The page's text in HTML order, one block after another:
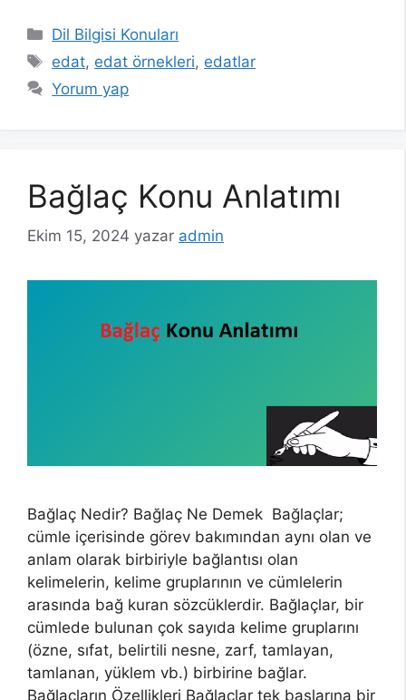
Kategoriler
Dil Bilgisi Konuları
Etiketler
edat, edat örnekleri, edatlar
Yorum yap
Bağlaç Konu Anlatımı
Ekim 15, 2024 yazar admin
Bağlaç Nedir? Bağlaç Ne Demek Bağlaçlar;
cümle içerisinde görev bakımından aynı olan ve
anlam olarak birbiriyle bağlantısı olan
kelimelerin, kelime gruplarının ve cümlelerin
arasında bağ kuran sözcüklerdir. Bağlaçlar, bir
cümlede bulunan çok sayıda kelime gruplarını
(özne, sıfat, belirtili nesne, zarf, tamlayan,
tamlanan, yüklem vb.) birbirine bağlar.
Bağlaçların Özellikleri Bağlaçlar tek başlarına bir